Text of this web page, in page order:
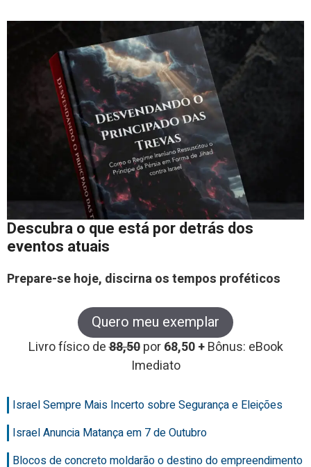
Descubra o que está por detrás dos
eventos atuais
Prepare-se hoje, discirna os tempos proféticos
Quero meu exemplar
Livro físico de88,50 por68,50 +Bônus: eBook
Imediato
Israel Sempre Mais Incerto sobre Segurança e Eleições
Israel Anuncia Matança em 7 de Outubro
Blocos de concreto moldarão o destino do empreendimento